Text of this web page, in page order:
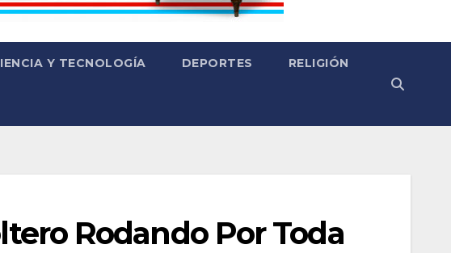
Y TECNOLOGÍA DEPORTES RELIGIÓN
Rodando Por Toda